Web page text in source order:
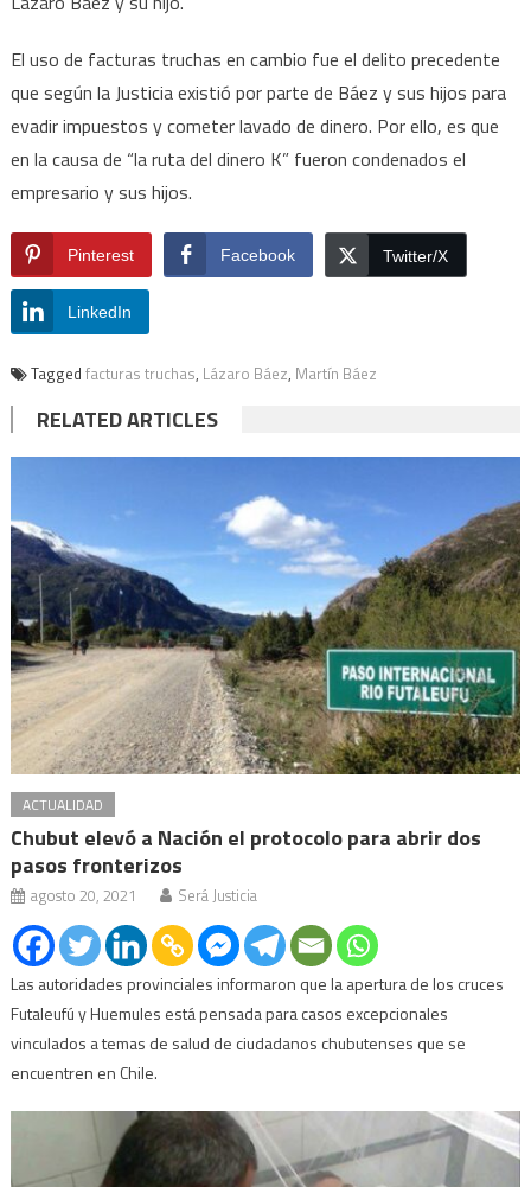
El uso de facturas truchas en cambio fue el delito precedente
que según la Justicia existió por parte de Báez y sus hijos para
evadir impuestos y cometer lavado de dinero. Por ello, es que
en la causa de “la ruta del dinero K” fueron condenados el
empresario y sus hijos.
Pinterest Facebook Twitter/X
LinkedIn
Tagged facturas truchas, Lázaro Báez, Martín Báez
RELATED ARTICLES
ACTUALIDAD
Chubut elevó a Nación el protocolo para abrir dos
pasos fronterizos
agosto 20, 2021 Será Justicia
Las autoridades provinciales informaron que la apertura de los cruces
Futaleufú y Huemules está pensada para casos excepcionales
vinculados a temas de salud de ciudadanos chubutenses que se
encuentren en Chile.